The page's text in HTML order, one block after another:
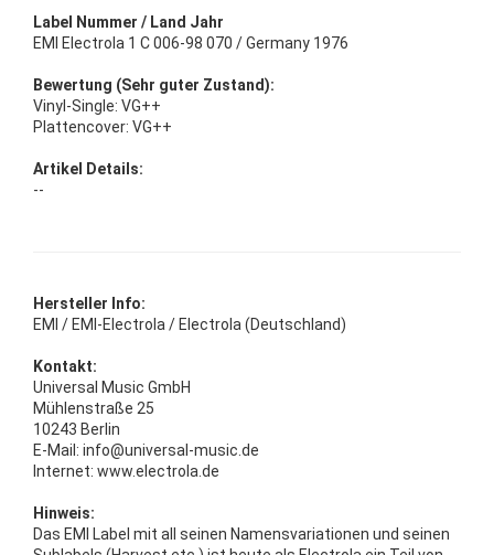
Label Nummer / Land Jahr
EMI Electrola 1 C 006-98 070 / Germany 1976
Bewertung (Sehr guter Zustand):
Vinyl-Single: VG++
Plattencover: VG++
Artikel Details:
--
Hersteller Info:
EMI / EMI-Electrola / Electrola (Deutschland)
Kontakt:
Universal Music GmbH
Mühlenstraße 25
10243 Berlin
E-Mail: info@universal-music.de
Internet: www.electrola.de
Hinweis:
Das EMI Label mit all seinen Namensvariationen und seinen